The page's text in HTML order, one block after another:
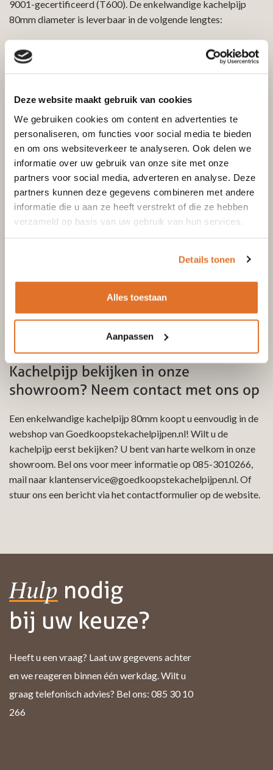
Deze website maakt gebruik van cookies
We gebruiken cookies om content en advertenties te
personaliseren, om functies voor social media te bieden
en om ons websiteverkeer te analyseren. Ook delen we
informatie over uw gebruik van onze site met onze
partners voor social media, adverteren en analyse. Deze
partners kunnen deze gegevens combineren met andere
informatie die u aan ze heeft verstrekt of die ze hebben
verzameld op basis van uw gebruik van hun services.
Details tonen
Alles toestaan
Aanpassen
9001-gecertificeerd (T600). De enkelwandige kachelpijp
80mm diameter is leverbaar in de volgende lengtes:
1000 millimeter
500 millimeter
300 millimeter paspijp
Waarom een enkelwandige kachelpijp
van Goedkoopstekachelpijpen.nl?
Waarom koopt u uw enkelwandige kachelpijp 80mm bij
Goedkoopstekachelpijpen.nl?
Uitgebreid assortiment: alle kachelpijpen uit voorraad
Vakkundige service en advies, persoonlijk, per e-mail en
Kachelpijp bekijken in onze
showroom? Neem contact met ons op
Een enkelwandige kachelpijp 80mm koopt u eenvoudig in de
webshop van Goedkoopstekachelpijpen.nl! Wilt u de
kachelpijp eerst bekijken? U bent van harte welkom in onze
showroom. Bel ons voor meer informatie op 085-3010266,
mail naar klantenservice@goedkoopstekachelpijpen.nl. Of
stuur ons een bericht via het contactformulier op de website.
Hulp nodig
bij uw keuze?
Heeft u een vraag? Laat uw gegevens achter
en we reageren binnen één werkdag. Wilt u
graag telefonisch advies? Bel ons: 085 30 10
266